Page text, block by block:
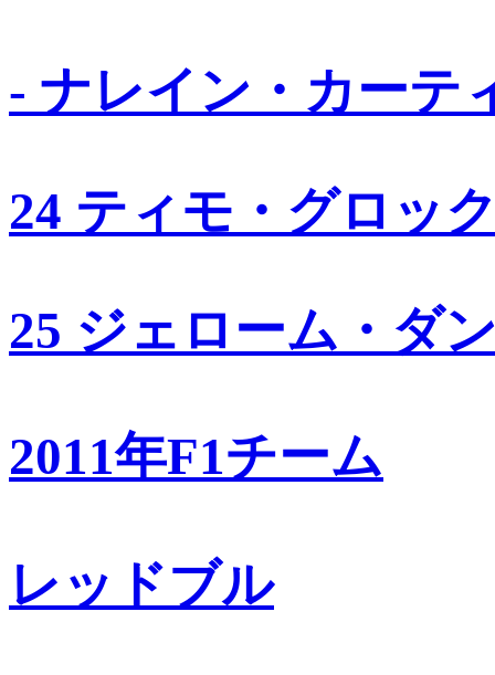
- ナレイン・カーテ
24 ティモ・グロッ
25 ジェローム・ダ
2011年F1チーム
レッドブル